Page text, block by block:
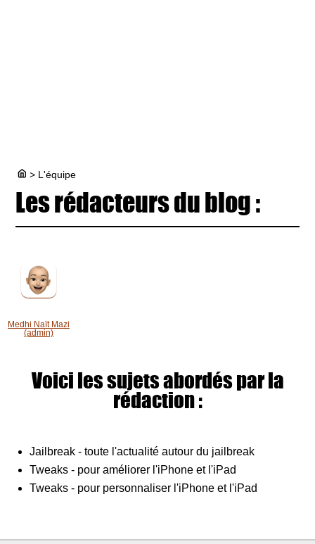
> L'équipe
Les rédacteurs du blog :
Medhi Naït Mazi
(admin)
Voici les sujets abordés par la
rédaction :
Jailbreak - toute l'actualité autour du jailbreak
Tweaks - pour améliorer l'iPhone et l'iPad
Tweaks - pour personnaliser l'iPhone et l'iPad